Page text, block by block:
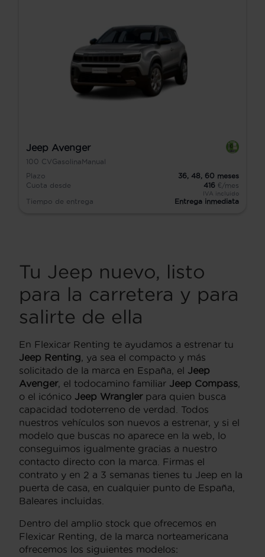
Jeep Avenger
100 CVGasolinaManual
Plazo
36, 48, 60 meses
Cuota desde
416 €/mes
IVA incluido
Tiempo de entrega Entrega inmediata
Tu Jeep nuevo, listo
para la carretera y para
salirte de ella
En Flexicar Renting te ayudamos a estrenar tu
Jeep Renting , ya sea el compacto y más
solicitado de la marca en España, el Jeep
Avenger, el todocamino familiar Jeep Compass
o el icónico Jeep Wranglerpara quien busca
capacidad todoterreno de verdad. Todos
nuestros vehículos son nuevos a estrenar, y si el
modelo que buscas no aparece en la web, lo
conseguimos igualmente gracias a nuestro
contacto directo con la marca. Firmas el
contrato y en 2 a 3 semanas tienes tu Jeep en la
puerta de casa, en cualquier punto de España,
Baleares incluidas.
Dentro del amplio stock que ofrecemos en
Flexicar Renting, de la marca norteamericana
ofrecemos los siguientes modelos: